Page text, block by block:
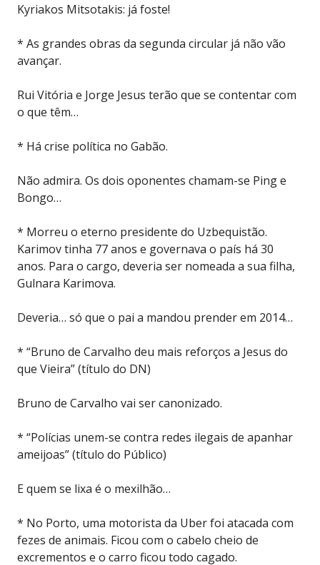
Kyriakos Mitsotakis: já foste!
* As grandes obras da segunda circular já não vão
avançar.
Rui Vitória e Jorge Jesus terão que se contentar com
o que têm…
* Há crise política no Gabão.
Não admira. Os dois oponentes chamam-se Ping e
Bongo…
* Morreu o eterno presidente do Uzbequistão.
Karimov tinha 77 anos e governava o país há 30
anos. Para o cargo, deveria ser nomeada a sua filha,
Gulnara Karimova.
Deveria… só que o pai a mandou prender em 2014…
* “Bruno de Carvalho deu mais reforços a Jesus do
que Vieira” (título do DN)
Bruno de Carvalho vai ser canonizado.
* “Polícias unem-se contra redes ilegais de apanhar
ameijoas” (título do Público)
E quem se lixa é o mexilhão…
* No Porto, uma motorista da Uber foi atacada com
fezes de animais. Ficou com o cabelo cheio de
excrementos e o carro ficou todo cagado.